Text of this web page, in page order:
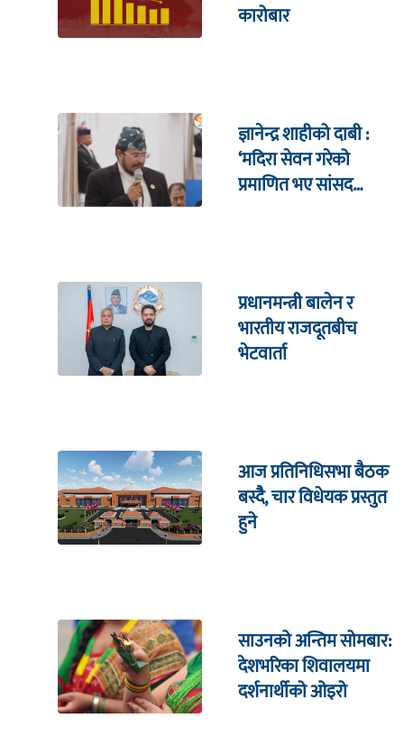
कारोबार
ज्ञानेन्द्र शाहीको दाबी :
‘मदिरा सेवन गरेको
प्रमाणित भए सांसद
प्रधानमन्त्री बालेन र
भारतीय राजदूतबीच
भेटवार्ता
आज प्रतिनिधिसभा बैठक
बस्दैै, चार विधेयक प्रस्तुत
हुने
साउनको अन्तिम सोमबार:
देशभरिका शिवालयमा
दर्शनार्थीको ओइरो